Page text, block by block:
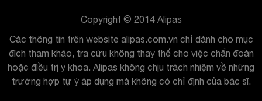
Copyright © 2014 Alipas
Các thông tin trên website alipas.com.vn chỉ dành cho mục
đích tham khảo, tra cứu không thay thế cho việc chẩn đoán
hoặc điều trị y khoa. Alipas không chịu trách nhiệm về những
trường hợp tự ý áp dụng mà không có chỉ định của bác sĩ.